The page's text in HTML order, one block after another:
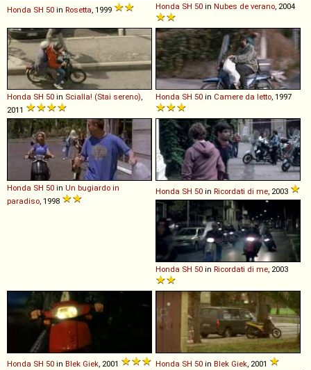
Honda SH 50 in Rosetta , 1999 Honda SH 50 in Nubes de verano , 2004
Honda SH 50 in Scialla! (Stai sereno),
2011
Honda SH 50 in Camere da letto, 1997
Honda SH 50 in Un bugiardo in
paradiso, 1998
Honda SH 50 in Ricordati di me, 2003
Honda SH 50 in Ricordati di me, 2003
Honda SH 50 in Blek Giek, 2001 Honda SH 50 in Blek Giek, 2001